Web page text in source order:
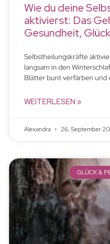
Wie du deine
aktivierst: Das
Gesundheit,
Selbstheilungskräfte
langsam in den
Blätter bunt verfärben und
WEITERLESEN »
Alexandra 26. September
GLÜCK &